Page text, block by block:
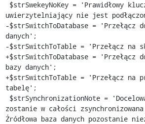
uwierzytelniający nie jest
-$strSwitchToDatabase = 'Przełącz
danych';
-$strSwitchToTable = 'Przełącz na
+$strSwitchToDatabase = 'Przełącz
bazy danych';
+$strSwitchToTable = 'Przełącz na
tabelę';
zostanie w całości
Źródłowa baza danych pozostanie